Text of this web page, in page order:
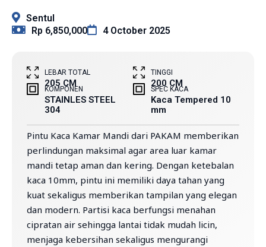
Sentul
Rp 6,850,000
4 October 2025
LEBAR TOTAL
205 CM
TINGGI
200 CM
KOMPONEN
STAINLES STEEL
304
SPEC KACA
Kaca Tempered 10
mm
Pintu Kaca Kamar Mandi dari PAKAM memberikan
perlindungan maksimal agar area luar kamar
mandi tetap aman dan kering. Dengan ketebalan
kaca 10mm, pintu ini memiliki daya tahan yang
kuat sekaligus memberikan tampilan yang elegan
dan modern. Partisi kaca berfungsi menahan
cipratan air sehingga lantai tidak mudah licin,
menjaga kebersihan sekaligus mengurangi